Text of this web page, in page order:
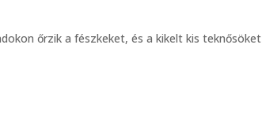
őrzik a fészkeket, és a kikelt kis teknősöket